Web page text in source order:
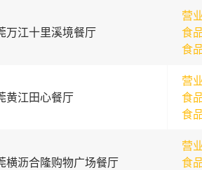
万江十里溪境餐厅
营
食
食
黄江田心餐厅
营
食
食
横沥合隆购物广场餐厅
营
食